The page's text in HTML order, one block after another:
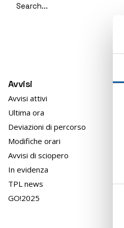
Avvisi
Avvisi attivi
Ultima ora
Deviazioni di percorso
Modifiche orari
Avvisi di sciopero
In evidenza
TPL news
GO!2025